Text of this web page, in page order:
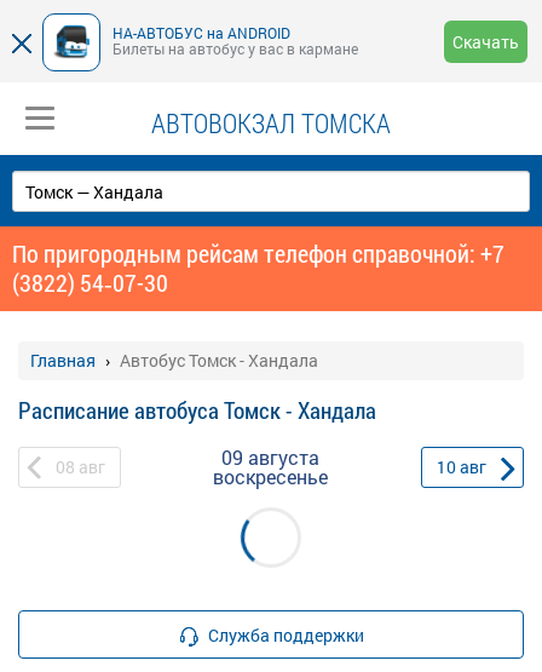
НА-АВТОБУС на ANDROID
Билеты на автобус у вас в кармане
Скачать
АВТОВОКЗАЛ ТОМСКА
По пригородным рейсам телефон справочной: +7
(3822) 54‑07-30
Главная Автобус Томск - Хандала
Расписание автобуса Томск - Хандала
08 авг 09 августа
воскресенье 10авг
Служба поддержки